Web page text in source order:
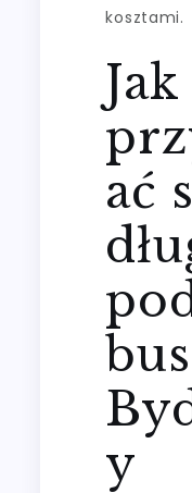
kosztami.
Jak
ać
y